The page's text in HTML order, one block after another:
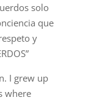
solo
que
y
I grew up
where